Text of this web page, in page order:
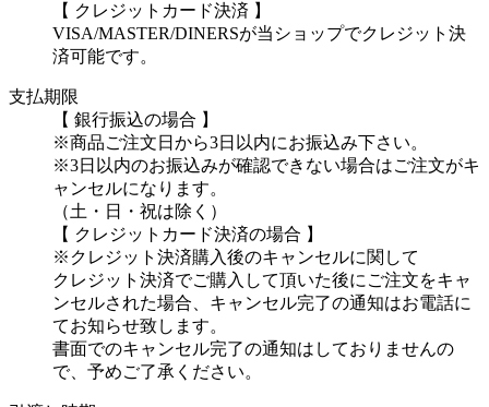
【 クレジットカード決済 】
VISA/MASTER/DINERSが当ショップでクレジット決
済可能です。
支払期限
【 銀行振込の場合 】
※商品ご注文日から3日以内にお振込み下さい。
※3日以内のお振込みが確認できない場合はご注文がキ
ャンセルになります。
（土・日・祝は除く）
【 クレジットカード決済の場合 】
※クレジット決済購入後のキャンセルに関して
クレジット決済でご購入して頂いた後にご注文をキャ
ンセルされた場合、キャンセル完了の通知はお電話に
てお知らせ致します。
書面でのキャンセル完了の通知はしておりませんの
で、予めご了承ください。